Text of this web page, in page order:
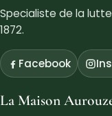
Specialiste de la
1872.
Facebook
La Maison